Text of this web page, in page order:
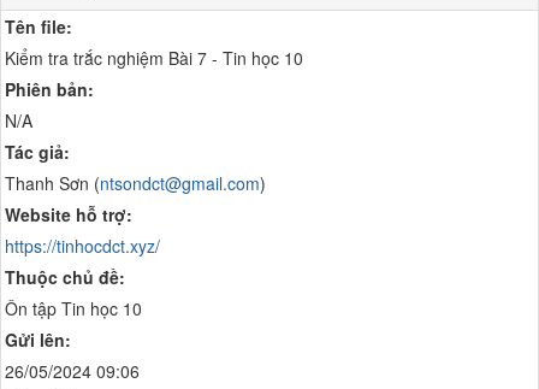
Tên file:
Kiểm tra trắc nghiệm Bài 7 - Tin học 10
Phiên bản:
N/A
Tác giả:
Thanh Sơn (ntsondct@gmail.com)
Website hỗ trợ:
https://tinhocdct.xyz/
Thuộc chủ đề:
Ôn tập Tin học 10
Gửi lên:
26/05/2024 09:06